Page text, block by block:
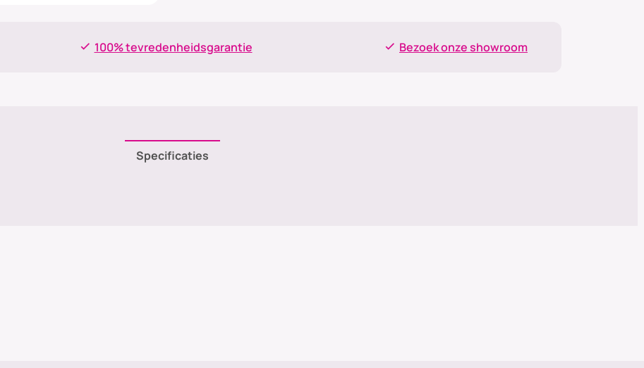
100% tevredenheidsgarantie Bezoek onze showroom
Specificaties